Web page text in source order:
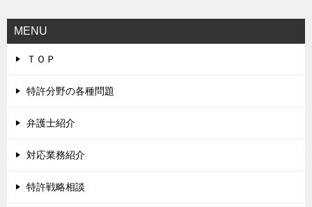
MENU
ＴＯＰ
特許分野の各種問題
弁護士紹介
対応業務紹介
特許戦略相談